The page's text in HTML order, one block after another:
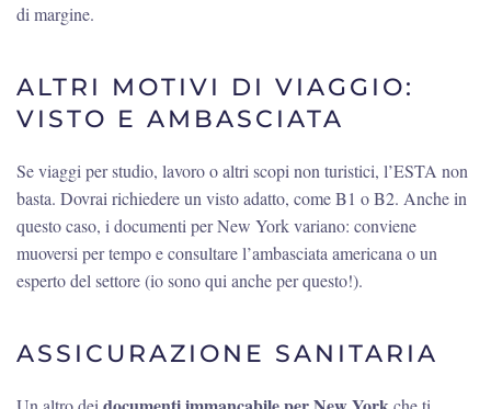
di margine.
ALTRI MOTIVI DI VIAGGIO:
VISTO E AMBASCIATA
Se viaggi per studio, lavoro o altri scopi non turistici, l’ESTA non
basta. Dovrai richiedere un visto adatto, come B1 o B2. Anche in
questo caso, i documenti per New York variano: conviene
muoversi per tempo e consultare l’ambasciata americana o un
esperto del settore (io sono qui anche per questo!).
ASSICURAZIONE SANITARIA